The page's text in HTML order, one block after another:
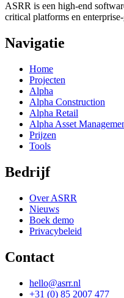
ASRR is een high-end
critical platforms en
Navigatie
Home
Projecten
Alpha
Alpha Construction
Alpha Retail
Alpha Asset
Prijzen
Tools
Bedrijf
Over ASRR
Nieuws
Boek demo
Privacybeleid
Contact
hello@asrr.nl
+31 (0) 85 2007 477